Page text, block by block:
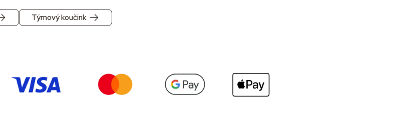
Týmový koučink